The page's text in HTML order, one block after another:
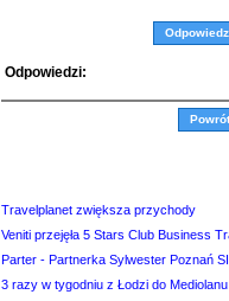
Odpowiedz
Odpowiedzi:
Travelplanet zwiększa przychody
Veniti przejęła 5 Stars Club Business
Parter - Partnerka Sylwester Poznań
3 razy w tygodniu z Łodzi do Mediolanu